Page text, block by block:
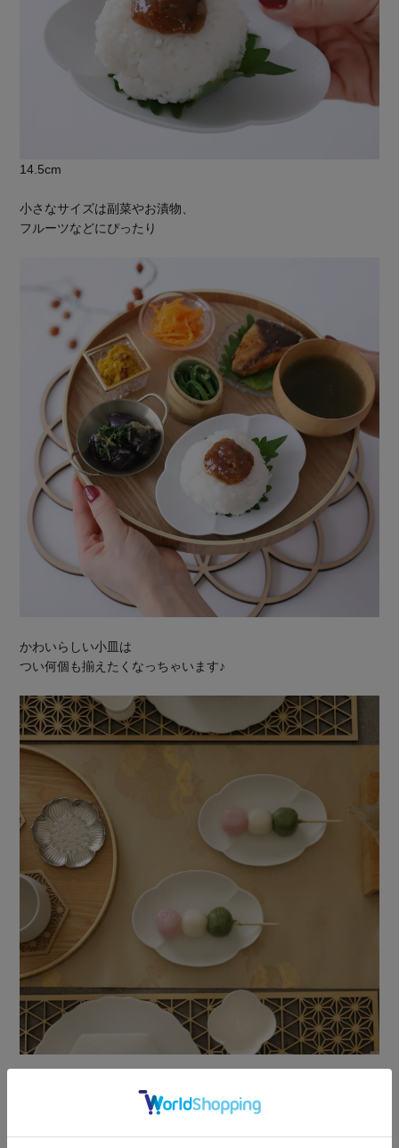
14.5cm
小さなサイズは副菜やお漬物、
フルーツなどにぴったり
かわいらしい小皿は
つい何個も揃えたくなっちゃいます♪
デザートタイムにちょうど良いサイズ